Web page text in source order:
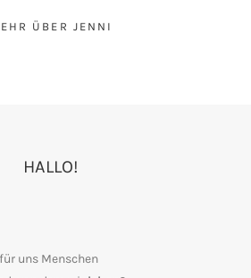
ÜBER JENNI
HALLO!
für uns Menschen